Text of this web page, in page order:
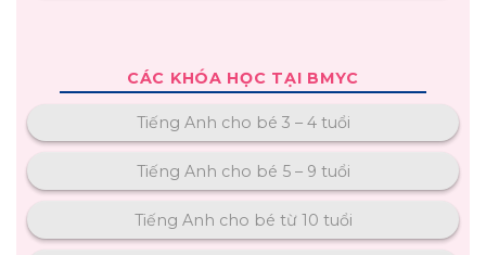
CÁC KHÓA HỌC TẠI BMYC
Tiếng Anh cho bé 3 – 4 tuổi
Tiếng Anh cho bé 5 – 9 tuổi
Tiếng Anh cho bé từ 10 tuổi